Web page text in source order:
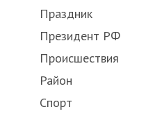
Праздник
Президент РФ
Происшествия
Район
Спорт